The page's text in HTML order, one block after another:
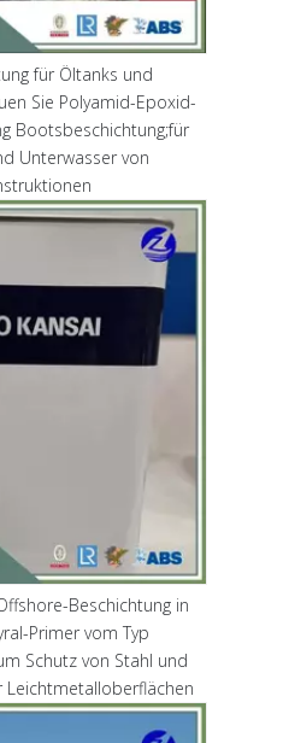
für Öltanks und
Sie Polyamid-Epoxid-
Bootsbeschichtung;für
Unterwasser von
Beschichtung in
Primer vom Typ
Schutz von Stahl und
Leichtmetalloberflächen